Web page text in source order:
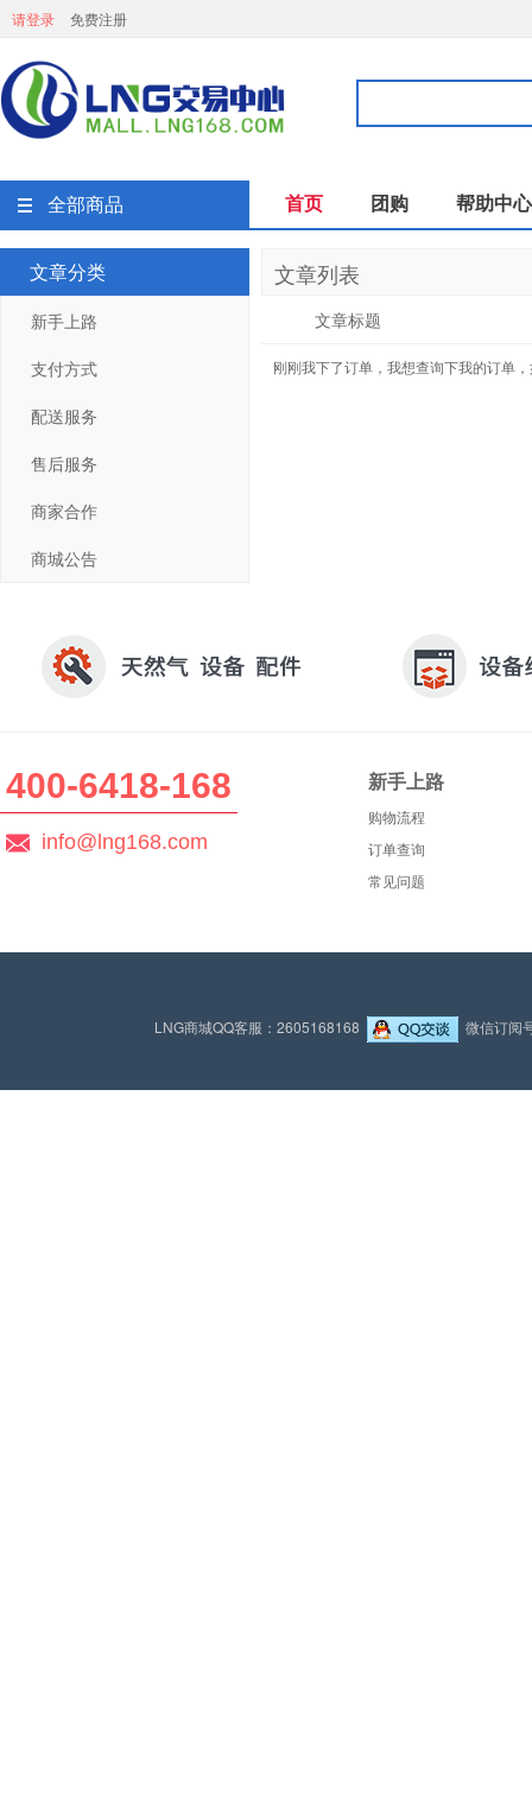
请登录 免费注册
全部商品 首页 团购 帮助中心
文章分类
新手上路
支付方式
配送服务
售后服务
商家合作
商城公告
文章列表
文章标题
刚刚我下了订单，我想查询下我的订单
400-6418-168
info@lng168.com
新手上路
购物流程
订单查询
常见问题
LNG商城QQ客服：2605168168 微信订阅